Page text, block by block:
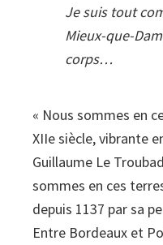
Je suis tout
Mieux-que-
corps…
« Nous sommes en
XIIe siècle, vibrante
Guillaume Le
sommes en ces
depuis 1137 par sa
Entre Bordeaux et